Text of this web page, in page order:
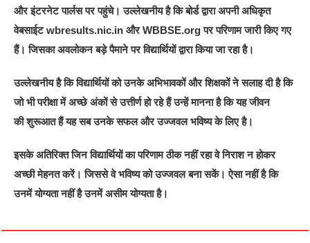
और इंटरनेट पार्लस पर पहुंचे। उल्लेखनीय है कि बोर्ड द्वारा अपनी अधिकृत
वेबसाईट wbresults.nic.in और WBBSE.org पर परिणाम जारी किए गए
हैं। जिसका अवलोकन बड़े पैमाने पर विद्यार्थियों द्वारा किया जा रहा है।
उल्लेखनीय है कि विद्यार्थियों को उनके अभिभावकों और शिक्षकों ने सलाह दी है कि
जो भी परीक्षा में अच्छे अंकों से उत्तीर्ण हो रहे हैं उन्हें मानना है कि यह जीवन
की शुरूआत हैं यह सब उनके सफल और उज्जवल भविष्य के लिए है।
इसके अतिरिक्त जिन विद्यार्थियों का परिणाम ठीक नहीं रहा वे निराश न होकर
अच्छी मेहनत करें। जिससे वे भविष्य को उज्जवल बना सकें। ऐसा नहीं है कि
उनमें योग्यता नहीं है उनमें असीम योग्यता है।